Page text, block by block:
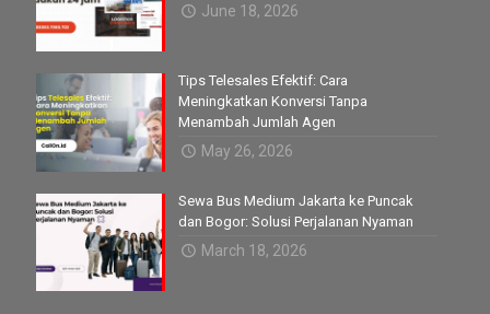
June 18, 2026
Tips Telesales Efektif: Cara
Meningkatkan Konversi Tanpa
Menambah Jumlah Agen
May 26, 2026
Sewa Bus Medium Jakarta ke Puncak
dan Bogor: Solusi Perjalanan Nyaman
March 18, 2026